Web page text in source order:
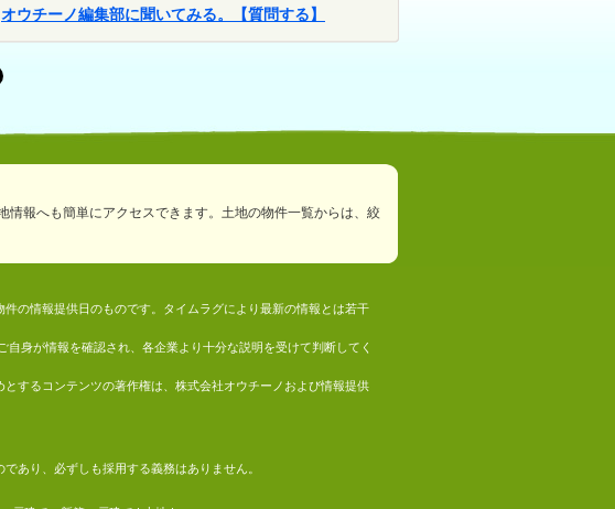
オウチーノ編集部に聞いてみる。【質問する】
報へも簡単にアクセスできます。土地の物件一覧からは、絞
の情報提供日のものです。タイムラグにより最新の情報とは若干
身が情報を確認され、各企業より十分な説明を受けて判断してく
するコンテンツの著作権は、株式会社オウチーノおよび情報提供
あり、必ずしも採用する義務はありません。